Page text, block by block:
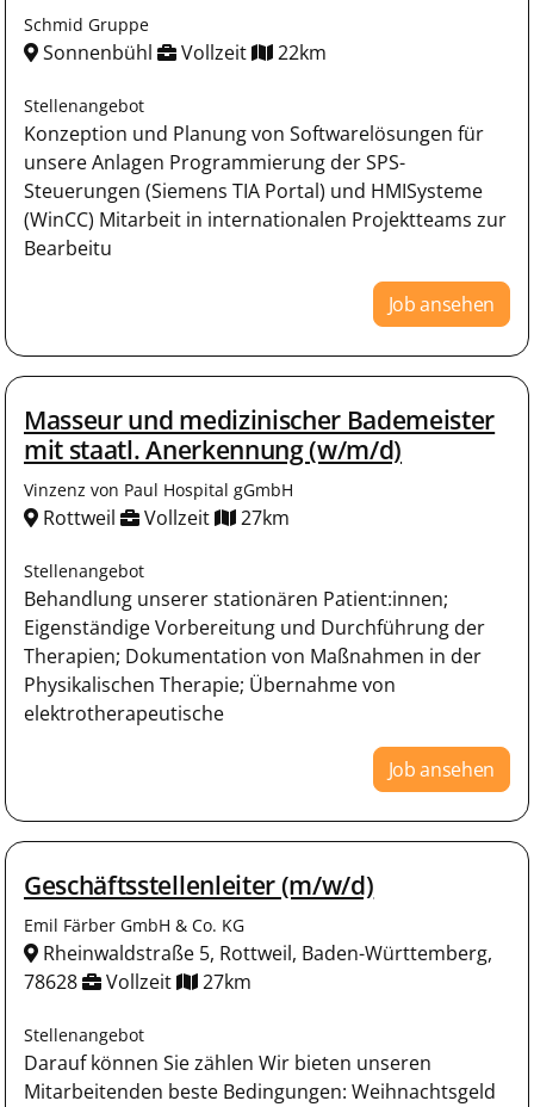
Schmid Gruppe
Sonnenbühl Vollzeit 22km
Stellenangebot
Konzeption und Planung von Softwarelösungen für
unsere Anlagen Programmierung der SPS-
Steuerungen (Siemens TIA Portal) und HMISysteme
(WinCC) Mitarbeit in internationalen Projektteams zur
Bearbeitu
Job ansehen
Masseur und medizinischer Bademeister
mit staatl. Anerkennung (w/m/d)
Vinzenz von Paul Hospital gGmbH
Rottweil Vollzeit 27km
Stellenangebot
Behandlung unserer stationären Patient:innen;
Eigenständige Vorbereitung und Durchführung der
Therapien; Dokumentation von Maßnahmen in der
Physikalischen Therapie; Übernahme von
elektrotherapeutische
Job ansehen
Geschäftsstellenleiter (m/w/d)
Emil Färber GmbH & Co. KG
Rheinwaldstraße 5, Rottweil, Baden-Württemberg,
78628
Vollzeit 27km
Stellenangebot
Darauf können Sie zählen Wir bieten unseren
Mitarbeitenden beste Bedingungen: Weihnachtsgeld